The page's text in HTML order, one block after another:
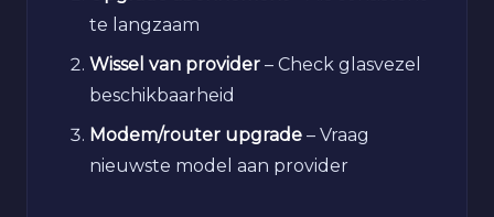
te langzaam
Wissel van provider – Check glasvezel
beschikbaarheid
Modem/router upgrade – Vraag
nieuwste model aan provider